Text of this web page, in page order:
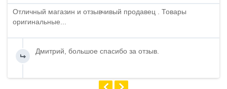
Отличный магазин и отзывчивый продавец . Товары
оригинальные...
Дмитрий, большое спасибо за отзыв.